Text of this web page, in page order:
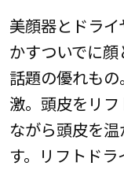
美顔器とドラ
かすついでに
話題の優れも
激。頭皮をリ
ながら頭皮を
す。リフトドラ